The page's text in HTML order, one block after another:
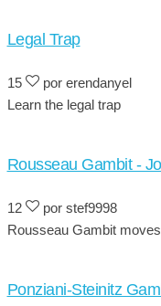
Legal Trap
15
por erendanyel
Learn the legal trap
Rousseau Gambit -
12
por stef9998
Rousseau Gambit
Ponziani-Steinitz